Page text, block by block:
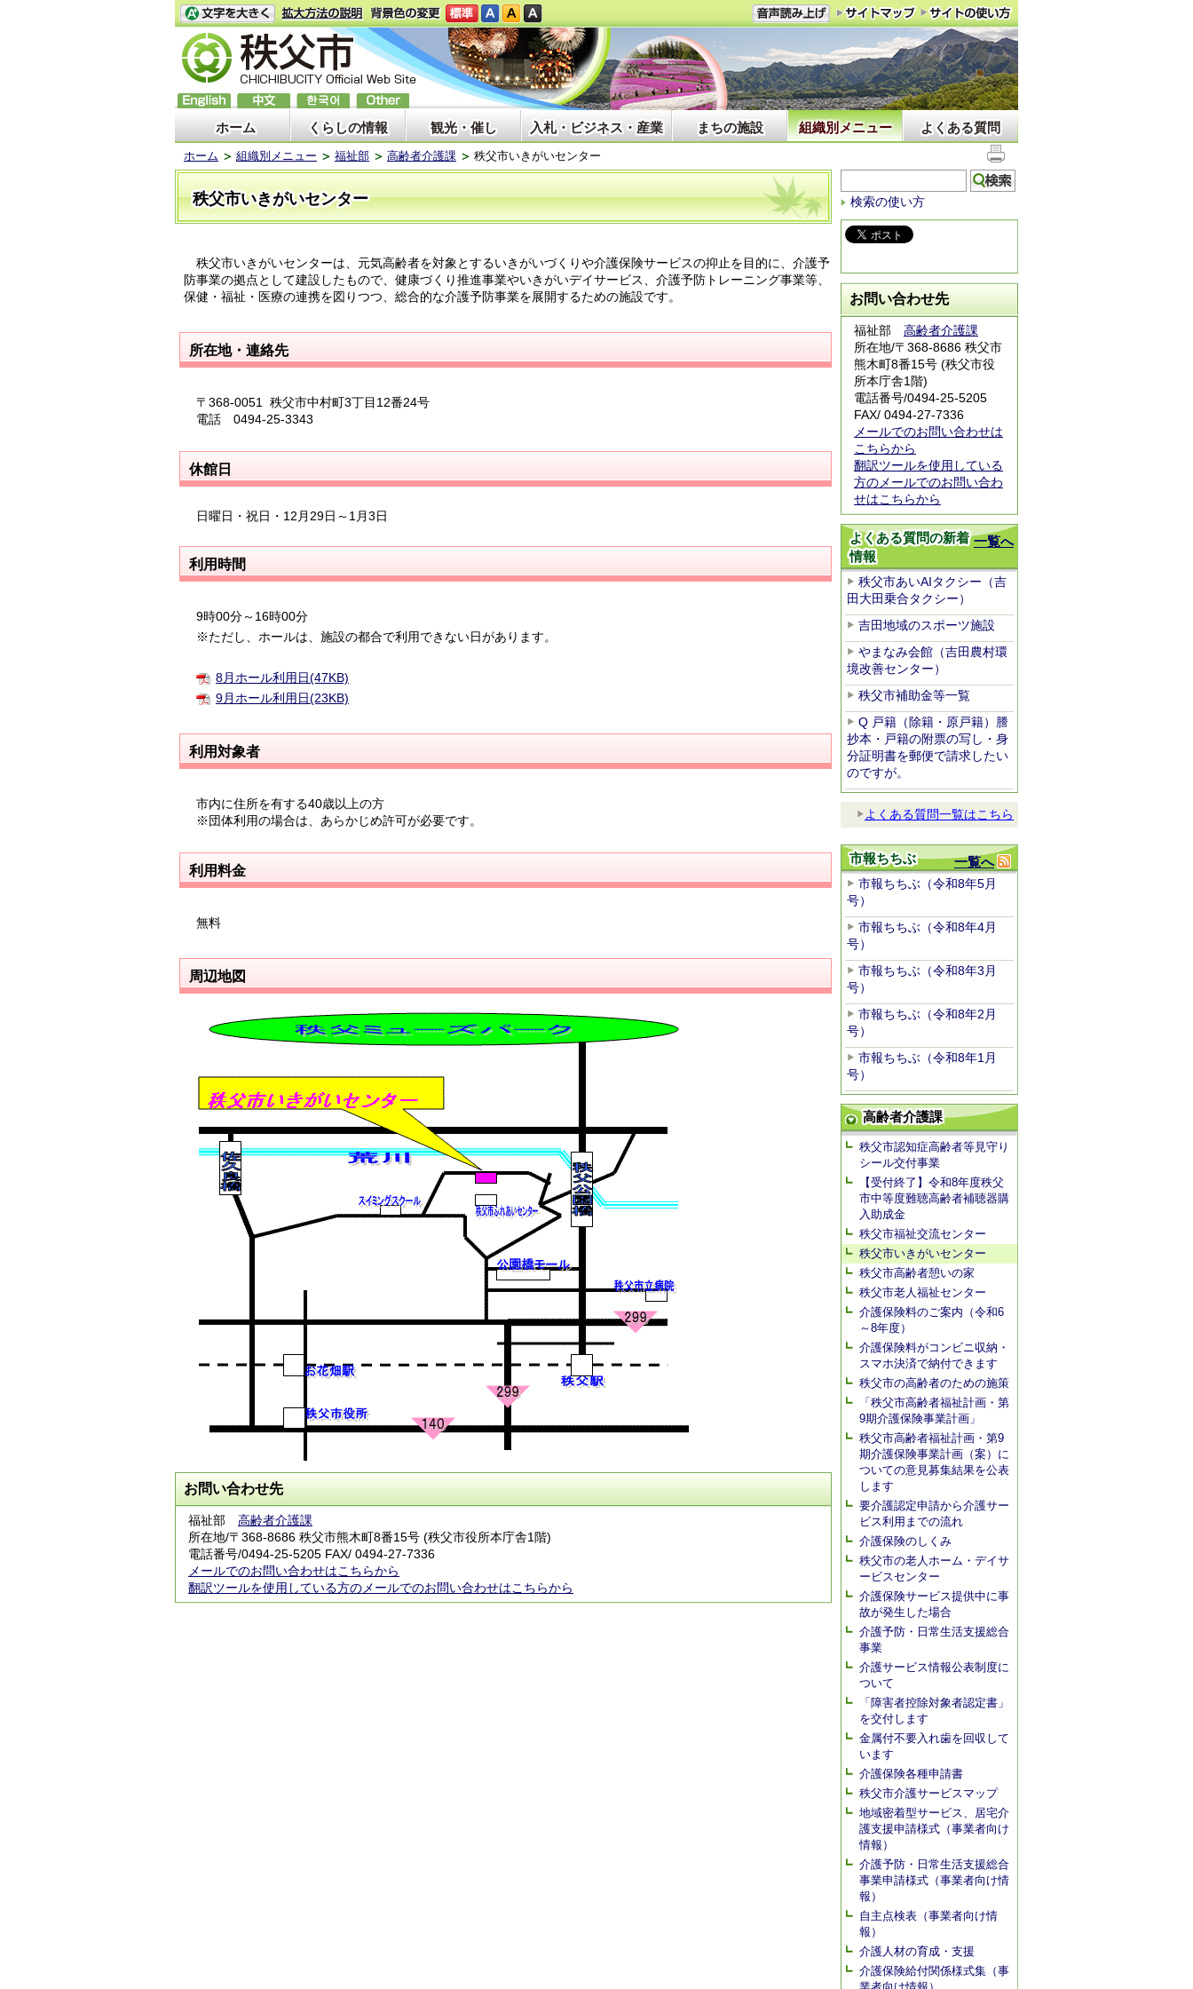
ホーム くらしの情報 観光・催し 入札・ビジネス・産業 まちの施設 組織別メニュー よくある質問
ホーム 組織別メニュー 福祉部 高齢者介護課 秩父市いきがいセンター
秩父市いきがいセンター
秩父市いきがいセンターは、元気高齢者を対象とするいきがいづくりや介護保険サービスの抑止を目的に、介護予
防事業の拠点として建設したもので、健康づくり推進事業やいきがいデイサービス、介護予防トレーニング事業等、
保健・福祉・医療の連携を図りつつ、総合的な介護予防事業を展開するための施設です。
所在地・連絡先
〒368-0051 秩父市中村町3丁目12番24号
電話 0494-25-3343
休館日
日曜日・祝日・12月29日～1月3日
利用時間
9時00分～16時00分
※ただし、ホールは、施設の都合で利用できない日があります。
8月ホール利用日(47KB)
9月ホール利用日(23KB)
利用対象者
市内に住所を有する40歳以上の方
※団体利用の場合は、あらかじめ許可が必要です。
利用料金
無料
周辺地図
お問い合わせ先
福祉部 高齢者介護課
所在地/〒368-8686 秩父市熊木町8番15号 (秩父市役所本庁舎1階)
電話番号/0494-25-5205 FAX/ 0494-27-7336
メールでのお問い合わせはこちらから
翻訳ツールを使用している方のメールでのお問い合わせはこちらから
検索の使い方
お問い合わせ先
福祉部 高齢者介護課
所在地/〒368-8686 秩父市
熊木町8番15号 (秩父市役
所本庁舎1階)
電話番号/0494-25-5205
FAX/ 0494-27-7336
メールでのお問い合わせは
こちらから
翻訳ツールを使用している
方のメールでのお問い合わ
せはこちらから
一覧へ
よくある質問の新着
情報
秩父市あいAIタクシー（吉
田大田乗合タクシー）
吉田地域のスポーツ施設
やまなみ会館（吉田農村環
境改善センター）
秩父市補助金等一覧
Q 戸籍（除籍・原戸籍）謄
抄本・戸籍の附票の写し・身
分証明書を郵便で請求したい
のですが。
よくある質問一覧はこちら
一覧へ
市報ちちぶ
市報ちちぶ（令和8年5月
号）
市報ちちぶ（令和8年4月
号）
市報ちちぶ（令和8年3月
号）
市報ちちぶ（令和8年2月
号）
市報ちちぶ（令和8年1月
号）
高齢者介護課
秩父市認知症高齢者等見守り
シール交付事業
【受付終了】令和8年度秩父
市中等度難聴高齢者補聴器購
入助成金
秩父市福祉交流センター
秩父市いきがいセンター
秩父市高齢者憩いの家
秩父市老人福祉センター
介護保険料のご案内（令和6
～8年度）
介護保険料がコンビニ収納・
スマホ決済で納付できます
秩父市の高齢者のための施策
「秩父市高齢者福祉計画・第
9期介護保険事業計画」
秩父市高齢者福祉計画・第9
期介護保険事業計画（案）に
ついての意見募集結果を公表
します
要介護認定申請から介護サー
ビス利用までの流れ
介護保険のしくみ
秩父市の老人ホーム・デイサ
ービスセンター
介護保険サービス提供中に事
故が発生した場合
介護予防・日常生活支援総合
事業
介護サービス情報公表制度に
ついて
「障害者控除対象者認定書」
を交付します
金属付不要入れ歯を回収して
います
介護保険各種申請書
秩父市介護サービスマップ
地域密着型サービス、居宅介
護支援申請様式（事業者向け
情報）
介護予防・日常生活支援総合
事業申請様式（事業者向け情
報）
自主点検表（事業者向け情
報）
介護人材の育成・支援
介護保険給付関係様式集（事